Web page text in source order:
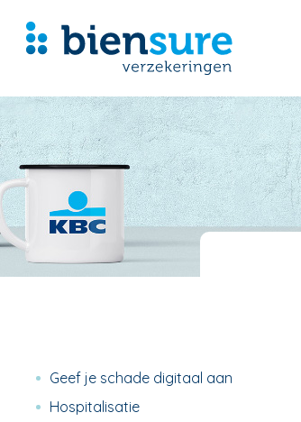
Geef je schade digitaal aan
Hospitalisatie